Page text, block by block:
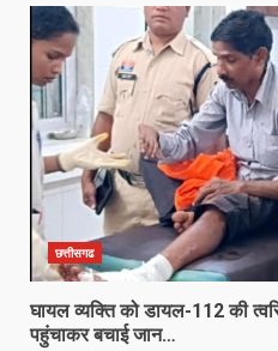
छत्तीसगढ
घायल व्यक्ति को डायल-112 की
पहुंचाकर बचाई जान…